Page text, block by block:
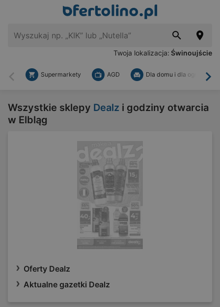
Twoja lokalizacja: Świnoujście
Wstecz
Supermarkety AGD Dla domu i dla ogrodu
Wszystkie sklepy Dealz i godziny otwarcia
w Elbląg
Oferty Dealz
Aktualne gazetki Dealz